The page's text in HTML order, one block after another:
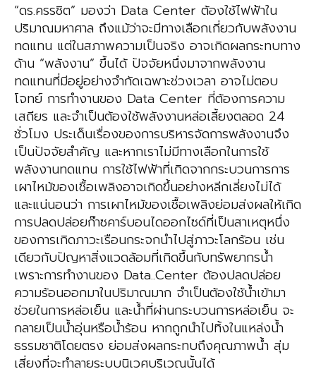
“ดร.ครรชิต” มองว่า Data Center ต้องใช้ไฟฟ้าใน
ปริมาณมหาศาล ถึงแม้ว่าจะมีทางเลือกเกี่ยวกับพลังงาน
ทดแทน แต่ในสภาพความเป็นจริง อาจเกิดผลกระทบทาง
ด้าน “พลังงาน” ขึ้นได้ ปัจจัยหนึ่งมาจากพลังงาน
ทดแทนที่มีอยู่อย่างจำกัดเฉพาะช่วงเวลา อาจไม่ตอบ
โจทย์ การทำงานของ Data Center ที่ต้องการความ
เสถียร และจำเป็นต้องใช้พลังงานหล่อเลี้ยงตลอด 24
ชั่วโมง ประเด็นเรื่องของการบริหารจัดการพลังงานจึง
เป็นปัจจัยสำคัญ และหากเราไม่มีทางเลือกในการใช้
พลังงานทดแทน การใช้ไฟฟ้าที่เกิดจากกระบวนการการ
เผาไหม้ของเชื้อเพลิงอาจเกิดขึ้นอย่างหลีกเลี่ยงไม่ได้
และแน่นอนว่า การเผาไหม้ของเชื้อเพลิงย่อมส่งผลให้เกิด
การปลดปล่อยก๊าซคาร์บอนไดออกไซด์ที่เป็นสาเหตุหนึ่ง
ของการเกิดภาวะเรือนกระจกนำไปสู่ภาวะโลกร้อน เช่น
เดียวกับปัญหาสิ่งแวดล้อมที่เกิดขึ้นกับทรัพยากรน้ำ
เพราะการทำงานของ Data..Center ต้องปลดปล่อย
ความร้อนออกมาในปริมาณมาก จำเป็นต้องใช้น้ำเข้ามา
ช่วยในการหล่อเย็น และน้ำที่ผ่านกระบวนการหล่อเย็น จะ
กลายเป็นน้ำอุ่นหรือน้ำร้อน หากถูกนำไปทิ้งในแหล่งน้ำ
ธรรมชาติโดยตรง ย่อมส่งผลกระทบถึงคุณภาพน้ำ สุ่ม
เสี่ยงที่จะทำลายระบบนิเวศบริเวณนั้นได้